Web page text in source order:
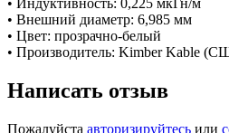
• Внешний диаметр: 6,985 мм
• Цвет: прозрачно-белый
• Производитель: Kimber Kable
Написать отзыв
Пожалуйста авторизируйтесь или